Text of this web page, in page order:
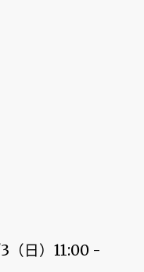
（日）11:00 -